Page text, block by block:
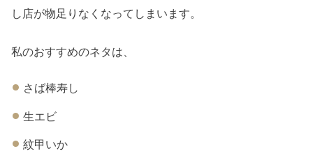
し店が物足りなくなってしまいます。
私のおすすめのネタは、
さば棒寿し
生エビ
紋甲いか